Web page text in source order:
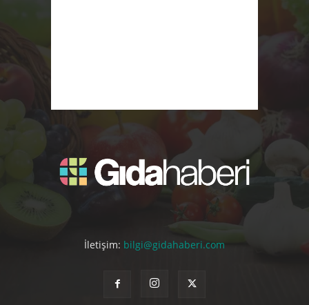
İletişim: bilgi@gidahaberi.com